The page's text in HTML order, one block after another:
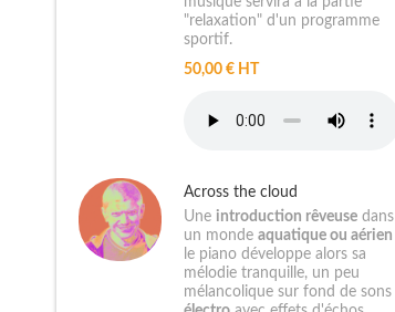
"relaxation" d'un programme
sportif.
50,00 € HT
Across the cloud
Une introduction rêveuse dans
un mondeaquatique ou aérien
le piano développe alors sa
mélodie tranquille, un peu
mélancolique sur fond de sons